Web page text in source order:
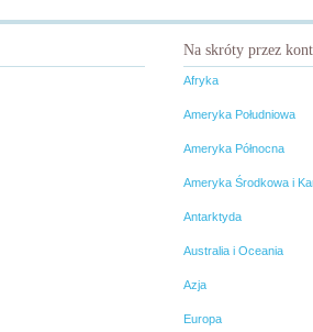
Na skróty przez
Afryka
Ameryka Południowa
Ameryka Północna
Ameryka Środkowa i
Antarktyda
Australia i Oceania
Azja
Europa